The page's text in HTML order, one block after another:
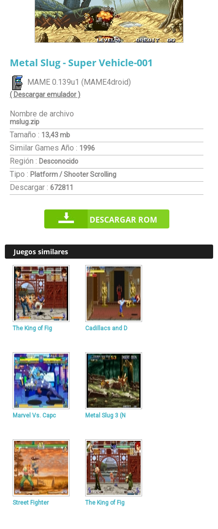
Metal Slug - Super Vehicle-001
MAME 0.139u1 (MAME4droid)
( Descargar emulador )
Nombre de archivo
mslug.zip
Tamaño : 13,43 mb
Similar Games Año : 1996
Región : Desconocido
Tipo : Platform / Shooter Scrolling
Descargar : 672811
DESCARGAR ROM
Juegos similares
The King of Fig Cadillacs and D
Marvel Vs. Capc Metal Slug 3 (N
Street Fighter The King of Fig